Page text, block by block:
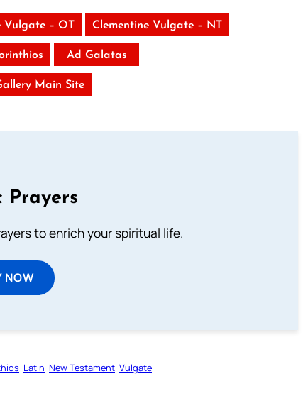
Vulgate – OT Clementine Vulgate – NT
Ad Galatas
Main Site
Prayers
to enrich your spiritual life.
NOW
Latin New Testament Vulgate